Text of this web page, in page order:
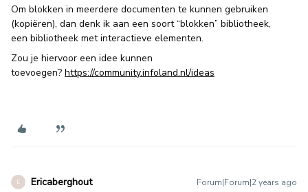
Om blokken in meerdere documenten te kunnen gebruiken
(kopiëren), dan denk ik aan een soort “blokken” bibliotheek,
een bibliotheek met interactieve elementen.
Zou je hiervoor een idee kunnen
toevoegen? https://community.infoland.nl/ideas
E Ericaberghout Forum|Forum|2 years ago